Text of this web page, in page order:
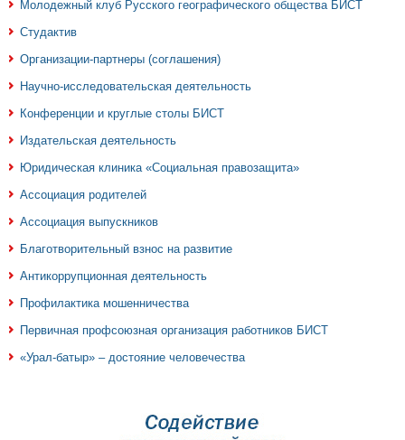
Молодежный клуб Русского географического общества БИСТ
Студактив
Организации-партнеры (соглашения)
Научно-исследовательская деятельность
Конференции и круглые столы БИСТ
Издательская деятельность
Юридическая клиника «Социальная правозащита»
Ассоциация родителей
Ассоциация выпускников
Благотворительный взнос на развитие
Антикоррупционная деятельность
Профилактика мошенничества
Первичная профсоюзная организация работников БИСТ
«Урал-батыр» – достояние человечества